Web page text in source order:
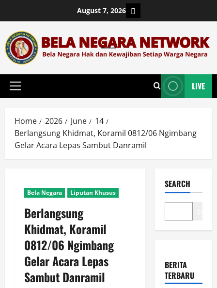
content
August 7, 2026 Login
Primary
LIVE
Home 2026 June
14
Berlangsung Khidmat, Koramil 0812/06 Ngimbang
Gelar Acara Lepas Sambut Danramil
Bela Negara Liputan Khusus
Berlangsung
Khidmat, Koramil
0812/06 Ngimbang
Gelar Acara Lepas
Sambut Danramil
SEARCH
BERITA
TERBARU